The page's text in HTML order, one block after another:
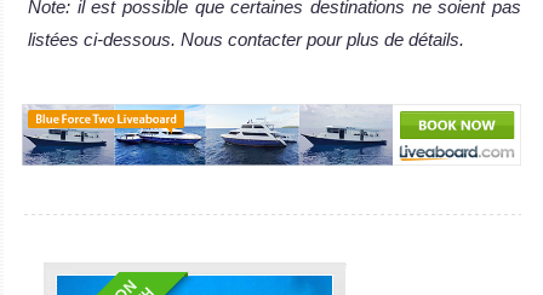
Note: il est possible que certaines destinations ne soient pas
listées ci-dessous. Nous contacter pour plus de détails.